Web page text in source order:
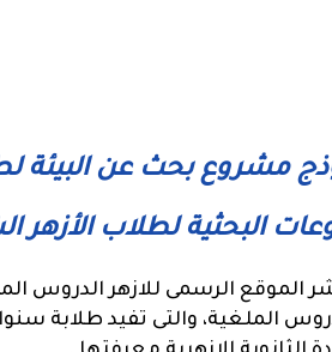
البحثية لطلاب
نشر الموقع الرسمى للازهر
الملغية، والتى تفيد طلابة